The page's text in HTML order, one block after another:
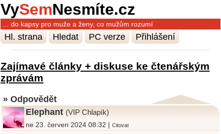
VySemNesmíte.cz
… do kapsy pro muže a ženy, co mužům rozumí
Hl. strana Hledat PC verze Přihlášení
Zajímavé články + diskuse ke čtenářským
zprávám
» Odpovědět
Elephant (VIP Chlapík)
ne 23. červen 2024 08:32 |Citovat